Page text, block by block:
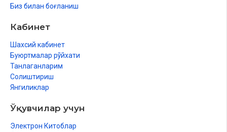
Биз билан боғланиш
Кабинет
Шахсий кабинет
Буюртмалар рўйхати
Танлаганларим
Солиштириш
Янгиликлар
Ўқувчилар учун
Электрон Китоблар